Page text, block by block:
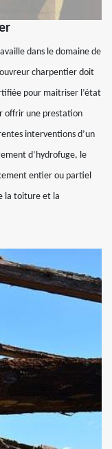
dans le domaine de
charpentier doit
pour maitriser l’état
offrir une prestation
interventions d’un
d’hydrofuge, le
entier ou partiel
la toiture et la